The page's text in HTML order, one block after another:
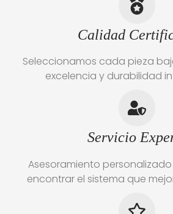
Calidad
Seleccionamos cada pieza
excelencia y durabilidad
Servicio
Asesoramiento
encontrar el sistema que